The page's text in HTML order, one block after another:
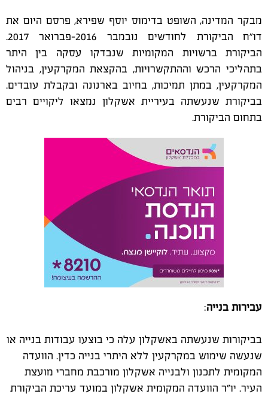
מבקר המדינה, השופט בדימוס יוסף שפירא, פרסם היום את
דו"ח הביקורת לחודשים נובמבר 2016-פברואר 2017.
הביקורת ברשויות המקומיות שנבדקו עסקה בין היתר
בתהליכי הרכש וההתקשרויות, בהקצאת המקרקעין, בניהול
המקרקעין, במתן תמיכות, בחיוב בארנונה ובקבלת עובדים.
בביקורת שנעשתה בעיריית אשקלון נמצאו ליקויים רבים
בתחום הביקורת.
עבירות בנייה:
בביקורות שנעשתה באשקלון עלה כי בוצעו עבודות בנייה או
שנעשה שימוש במקרקעין ללא היתרי בנייה כדין. הוועדה
המקומית לתכנון ולבנייה אשקלון מורכבת מחברי מועצת
העיר. יו"ר הוועדה המקומית אשקלון במועד עריכת הביקורת